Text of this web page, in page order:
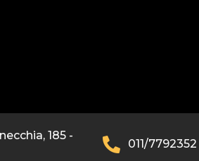
185 -
011/7792352